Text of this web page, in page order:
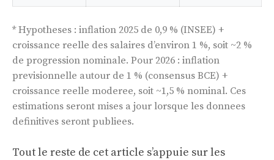
* Hypotheses : inflation 2025 de 0,9 % (INSEE) +
croissance reelle des salaires d’environ 1 %, soit ~2 %
de progression nominale. Pour 2026 : inflation
previsionnelle autour de 1 % (consensus BCE) +
croissance reelle moderee, soit ~1,5 % nominal. Ces
estimations seront mises a jour lorsque les donnees
definitives seront publiees.
Tout le reste de cet article s’appuie sur les